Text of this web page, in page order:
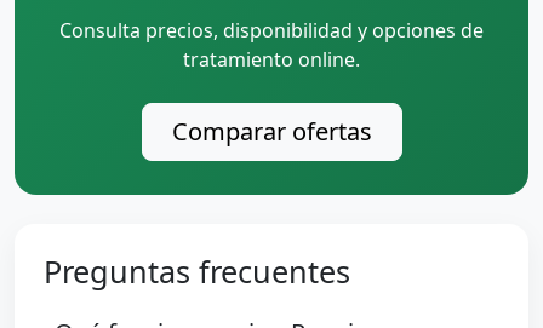
Consulta precios, disponibilidad y opciones de
tratamiento online.
Comparar ofertas
Preguntas frecuentes